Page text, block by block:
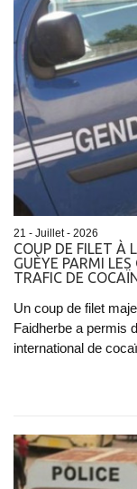
21 - Juillet - 2026
COUP DE FILET À
GUÈYE PARMI
TRAFIC DE
Un coup de filet
Faidherbe a permis
international de